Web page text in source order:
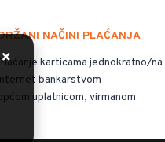
NAČINI PLAĆANJA
karticama jednokratno/
bankarstvom
uplatnicom, virmanom